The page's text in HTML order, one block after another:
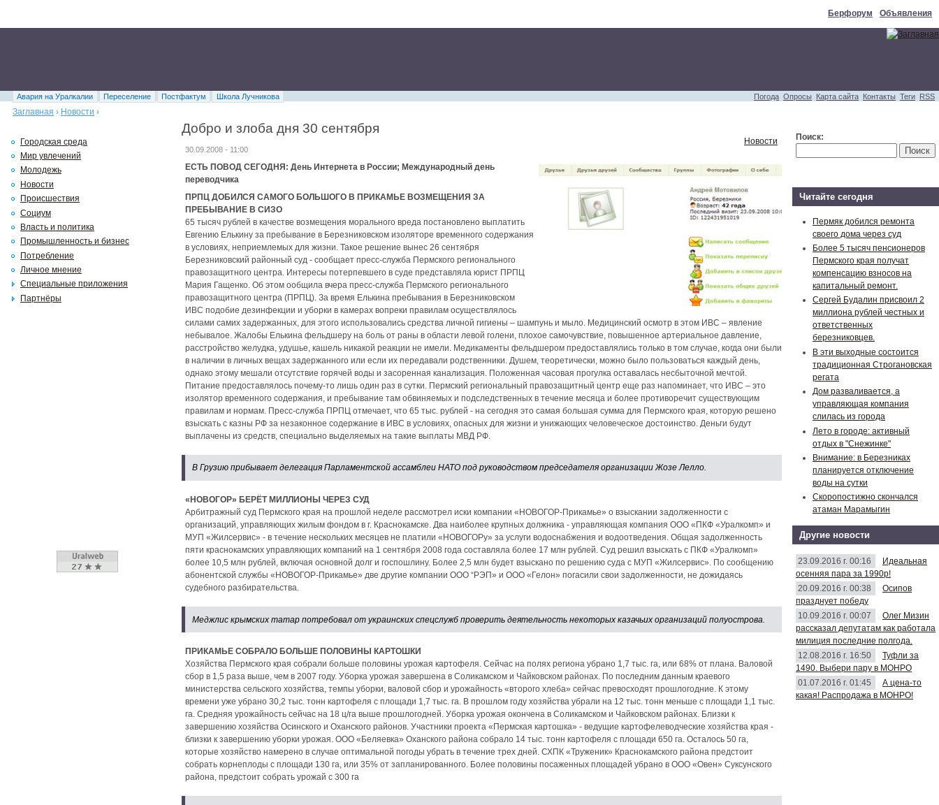
Берфорум Объявления
Погода Опросы Карта сайта Контакты Теги RSS
Авария на Уралкалии Переселение Постфактум
Школа Лучникова
Заглавная › Новости ›
Добро и злоба дня 30 сентября
Новости
30.09.2008 - 11:00
ЕСТЬ ПОВОД СЕГОДНЯ: День Интернета в России; Международный день
переводчика
ПРПЦ ДОБИЛСЯ САМОГО БОЛЬШОГО В ПРИКАМЬЕ ВОЗМЕЩЕНИЯ ЗА
ПРЕБЫВАНИЕ В СИЗО
65 тысяч рублей в качестве возмещения морального вреда постановлено выплатить
Евгению Елькину за пребывание в Березниковском изоляторе временного содержания
в условиях, неприемлемых для жизни. Такое решение вынес 26 сентября
Березниковский районный суд - сообщает пресс-служба Пермского регионального
правозащитного центра. Интересы потерпевшего в суде представляла юрист ПРПЦ
Мария Гащенко. Об этом ообщила вчера пресс-служба Пермского регионального
правозащитного центра (ПРПЦ). За время Елькина пребывания в Березниковском
ИВС подобие дезинфекции и уборки в камерах вопреки правилам осуществлялось
силами самих задержанных, для этого использовались средства личной гигиены – шампунь и мыло. Медицинский осмотр в этом ИВС – явление
небывалое. Жалобы Елькина фельдшеру на боль от раны в области левой голени, плохое самочувствие, повышенное артериальное давление,
расстройство желудка, удушье, кашель никакой реакции не имели. Медикаменты фельдшером предоставлялись только в том случае, когда они были
в наличии в личных вещах задержанного или если их передавали родственники. Душем, теоретически, можно было пользоваться каждый день,
однако этому мешали отсутствие горячей воды и засоренная канализация. Положенная часовая прогулка оставалась несбыточной мечтой.
Питание предоставлялось почему-то лишь один раз в сутки. Пермский региональный правозащитный центр еще раз напоминает, что ИВС – это
изолятор временного содержания, и пребывание там обвиняемых и подследственных в течение месяца и более противоречит существующим
правилам и нормам. Пресс-служба ПРПЦ отмечает, что 65 тыс. рублей - на сегодня это самая большая сумма для Пермского края, которую решено
взыскать с казны РФ за незаконное содержание в ИВС в условиях, опасных для жизни и унижающих человеческое достоинство. Деньги будут
выплачены из средств, специально выделяемых на такие выплаты МВД РФ.
В Грузию прибывает делегация Парламентской ассамблеи НАТО под руководством председателя организации Жозе Лелло.
«НОВОГОР» БЕРЁТ МИЛЛИОНЫ ЧЕРЕЗ СУД
Арбитражный суд Пермского края на прошлой неделе рассмотрел иски компании «НОВОГОР-Прикамье» о взыскании задолженности с
организаций, управляющих жилым фондом в г. Краснокамске. Два наиболее крупных должника - управляющая компания ООО «ПКФ «Уралкомп» и
МУП «Жилсервис» - в течение нескольких месяцев не платили «НОВОГОРу» за услуги водоснабжения и водоотведения. Общая задолженность
пяти краснокамских управляющих компаний на 1 сентября 2008 года составляла более 17 млн рублей. Суд решил взыскать с ПКФ «Уралкомп»
более 10,5 млн рублей, включая основной долг и госпошлину. Более 2,5 млн будет взыскано по решению суда с МУП «Жилсервис». По сообщению
абонентской службы «НОВОГОР-Прикамье» две другие компании ООО “РЭП» и ООО «Гелон» погасили свои задолженности, не дожидаясь
судебного разбирательства.
Меджлис крымских татар потребовал от украинских спецслужб проверить деятельность некоторых казачьих организаций полуострова.
ПРИКАМЬЕ СОБРАЛО БОЛЬШЕ ПОЛОВИНЫ КАРТОШКИ
Хозяйства Пермского края собрали больше половины урожая картофеля. Сейчас на полях региона убрано 1,7 тыс. га, или 68% от плана. Валовой
сбор в 1,5 раза выше, чем в 2007 году. Уборка урожая завершена в Соликамском и Чайковском районах. По последним данным краевого
министерства сельского хозяйства, темпы уборки, валовой сбор и урожайность «второго хлеба» сейчас превосходят прошлогодние. К этому
времени уже убрано 30,2 тыс. тонн картофеля с площади 1,7 тыс. га. В прошлом году хозяйства убрали на 12 тыс. тонн меньше с площади 1,1 тыс.
га. Средняя урожайность сейчас на 18 ц/га выше прошлогодней. Уборка урожая окончена в Соликамском и Чайковском районах. Близки к
завершению хозяйства Осинского и Оханского районов. Участники проекта «Пермская картошка» - ведущие картофелеводческие хозяйства края -
близки к завершению уборки урожая. ООО «Беляевка» Оханского района собрало 14 тыс. тонн картофеля с площади 650 га. Осталось 50 га,
которые хозяйство намерено в случае оптимальной погоды убрать в течение трех дней. СХПК «Труженик» Краснокамского района предстоит
собрать корнеплоды с площади 130 га, или 35% от запланированного. Более половины посаженных площадей убрано в ООО «Овен» Суксунского
района, предстоит собрать урожай с 300 га
Городская среда
Мир увлечений
Молодежь
Новости
Происшествия
Социум
Власть и политика
Промышленность и бизнес
Потребление
Личное мнение
Специальные приложения
Партнёры
Поиск:
Читайте сегодня
Пермяк добился ремонта
своего дома через суд
Более 5 тысяч пенсионеров
Пермского края получат
компенсацию взносов на
капитальный ремонт.
Сергей Будалин присвоил 2
миллиона рублей честных и
ответственных
березниковцев.
В эти выходные состоится
традиционная Строгановская
регата
Дом разваливается, а
управляющая компания
слилась из города
Лето в городе: активный
отдых в "Снежинке"
Внимание: в Березниках
планируется отключение
воды на сутки
Скоропостижно скончался
атаман Марамыгин
Другие новости
23.09.2016 г. 00:16
Идеальная
осенняя пара за 1990р!
20.09.2016 г. 00:38
Осипов
празднует победу
10.09.2016 г. 00:07
Олег Мизин
рассказал депутатам как работала
милиция последние полгода.
12.08.2016 г. 16:50
Туфли за
1490. Выбери пару в МОНРО
01.07.2016 г. 01:45
А цена-то
какая! Распродажа в МОНРО!